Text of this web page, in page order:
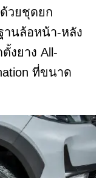
วยชุดยก
านล้อหน้า-หลัง
งยาง All-
ที่ขนาด